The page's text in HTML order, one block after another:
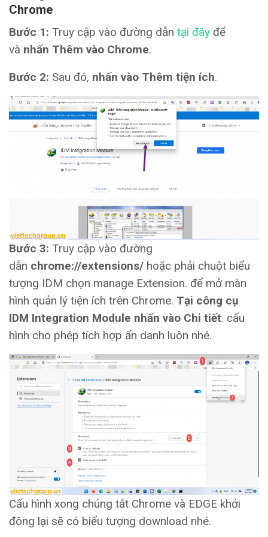
Chrome
Bước 1: Truy cập vào đường dẫn tại đây để
và nhấn Thêm vào Chrome.
Bước 2: Sau đó, nhấn vào Thêm tiện ích.
Bước 3: Truy cập vào đường
dẫn chrome://extensions/ hoặc phải chuột biểu
tượng IDM chọn manage Extension. để mở màn
hình quản lý tiện ích trên Chrome. Tại công cụ
IDM Integration Module nhấn vào Chi tiết. cấu
hình cho phép tích hợp ẩn danh luôn nhé.
Cấu hình xong chúng tắt Chrome và EDGE khởi
đông lại sẽ có biểu tượng download nhé.